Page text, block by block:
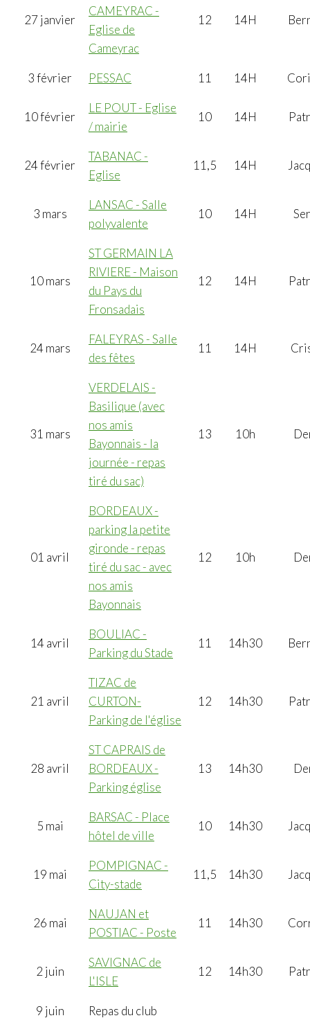
27 janvier
CAMEYRAC -
Eglise de
Cameyrac
12 14H
3 février PESSAC 11 14H
10 février
LE POUT - Eglise
/ mairie
10 14H
24 février
TABANAC -
Eglise
11,5 14H
3 mars
LANSAC - Salle
polyvalente
10 14H
10 mars
ST GERMAIN LA
RIVIERE - Maison
du Pays du
Fronsadais
12 14H
24 mars
FALEYRAS - Salle
des fêtes
11 14H
31 mars
VERDELAIS -
Basilique (avec
nos amis
Bayonnais - la
journée - repas
tiré du sac)
13 10h
01 avril
BORDEAUX -
parking la petite
gironde - repas
tiré du sac - avec
nos amis
Bayonnais
12 10h
14 avril
BOULIAC -
Parking du Stade
11 14h30
21 avril
TIZAC de
CURTON-
Parking de l'église
12 14h30
28 avril
ST CAPRAIS de
BORDEAUX -
Parking église
13 14h30
5 mai
BARSAC - Place
hôtel de ville
10 14h30
19 mai
POMPIGNAC -
City-stade
11,5 14h30
26 mai
NAUJAN et
POSTIAC - Poste
11 14h30
2 juin
SAVIGNAC de
L'ISLE
12 14h30
9 juin Repas du club